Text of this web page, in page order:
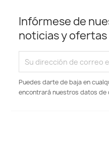
Infórmese de
noticias y
Puedes darte de baja en
encontrará nuestros datos de